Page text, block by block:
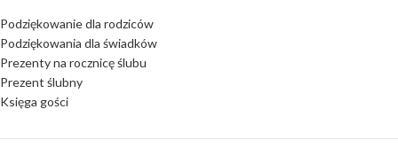
Podziękowanie dla rodziców
Podziękowania dla świadków
Prezenty na rocznicę ślubu
Prezent ślubny
Księga gości